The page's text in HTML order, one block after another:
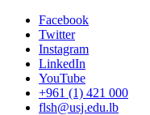
Facebook
Twitter
Instagram
LinkedIn
YouTube
+961 (1) 421 000
flsh@usj.edu.lb